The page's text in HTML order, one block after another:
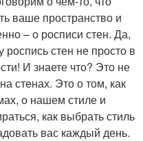
ваше пространство и
– о росписи стен. Да,
стен не просто в
И знаете что? Это не
стенах. Это о том, как
о нашем стиле и
как выбрать стиль
вас каждый день.